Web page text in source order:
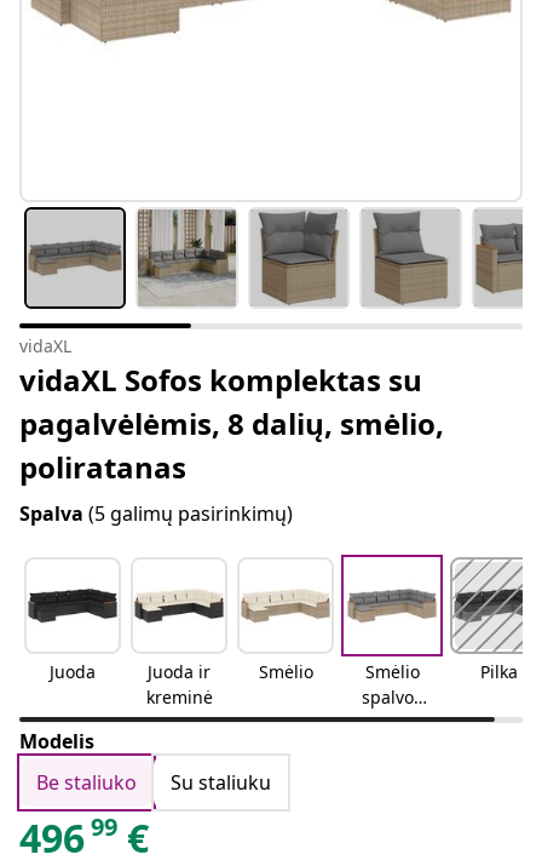
vidaXL
vidaXL Sofos komplektas su
pagalvėlėmis, 8 dalių, smėlio,
poliratanas
Spalva (5 galimų pasirinkimų)
Juoda
Juoda ir
kreminė
Smėlio
Smėlio
spalvos
mišinys
Pilka
Modelis
Be staliuko
Su staliuku
49699 €